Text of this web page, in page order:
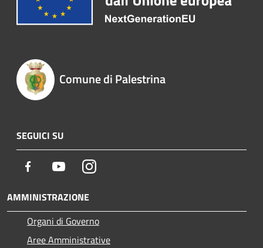
Comune di Palestrina
SEGUICI SU
Facebook YoutubeInstagram
AMMINISTRAZIONE
Organi di Governo
Aree Amministrative